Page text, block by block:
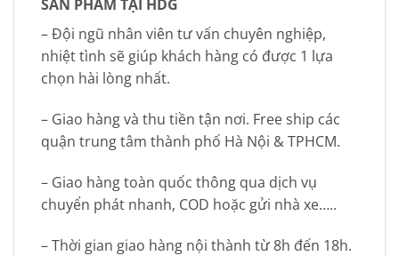
SẢN PHẨM TẠI HDG
– Đội ngũ nhân viên tư vấn chuyên nghiệp,
nhiệt tình sẽ giúp khách hàng có được 1 lựa
chọn hài lòng nhất.
– Giao hàng và thu tiền tận nơi. Free ship các
quận trung tâm thành phố Hà Nội & TPHCM.
– Giao hàng toàn quốc thông qua dịch vụ
chuyển phát nhanh, COD hoặc gửi nhà xe…..
– Thời gian giao hàng nội thành từ 8h đến 18h.